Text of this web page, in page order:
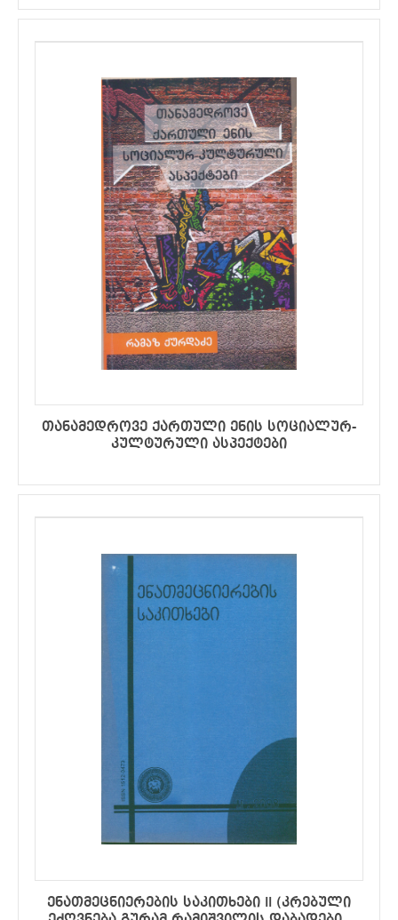
თანამედროვე ქართული ენის სოციალურ-
კულტურული ასპექტები
ენათმეცნიერების საკითხები II (კრებული